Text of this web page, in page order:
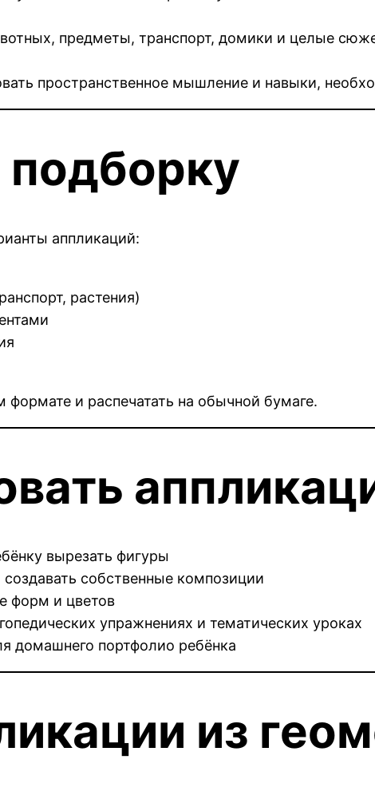
предметы, транспорт, домики и целые
пространственное мышление и навыки,
подборку
аппликаций:
растения)
и распечатать на обычной бумаге.
вырезать фигуры
собственные композиции
форм и цветов
упражнениях и тематических уроках
домашнего портфолио ребёнка
из